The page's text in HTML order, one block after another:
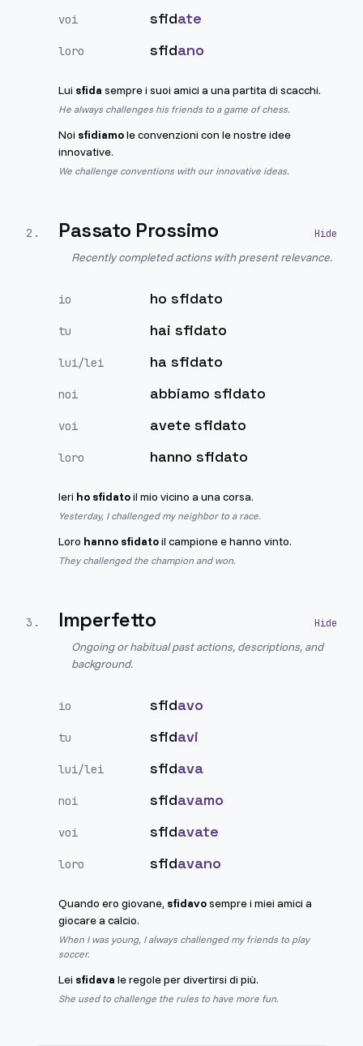
voi sfidate
loro sfidano
Lui sfida sempre i suoi amici a una partita di scacchi.
He always challenges his friends to a game of chess.
Noi sfidiamole convenzioni con le nostre idee
innovative.
We challenge conventions with our innovative ideas.
2 . Passato Prossimo
Recently completed actions with present relevance.
io ho sfidato
tu hai sfidato
lui/lei ha sfidato
noi abbiamo sfidato
voi avete sfidato
loro hanno sfidato
Ieri ho sfidatoil mio vicino a una corsa.
Yesterday, I challenged my neighbor to a race.
Loro hanno sfidatoil campione e hanno vinto.
They challenged the champion and won.
3 . Imperfetto
Ongoing or habitual past actions, descriptions, and
background.
io sfidavo
tu sfidavi
lui/lei sfidava
noi sfidavamo
voi sfidavate
loro sfidavano
Quando ero giovane, sfidavosempre i miei amici a
giocare a calcio.
When I was young, I always challenged my friends to play
soccer.
Lei sfidava le regole per divertirsi di più.
She used to challenge the rules to have more fun.